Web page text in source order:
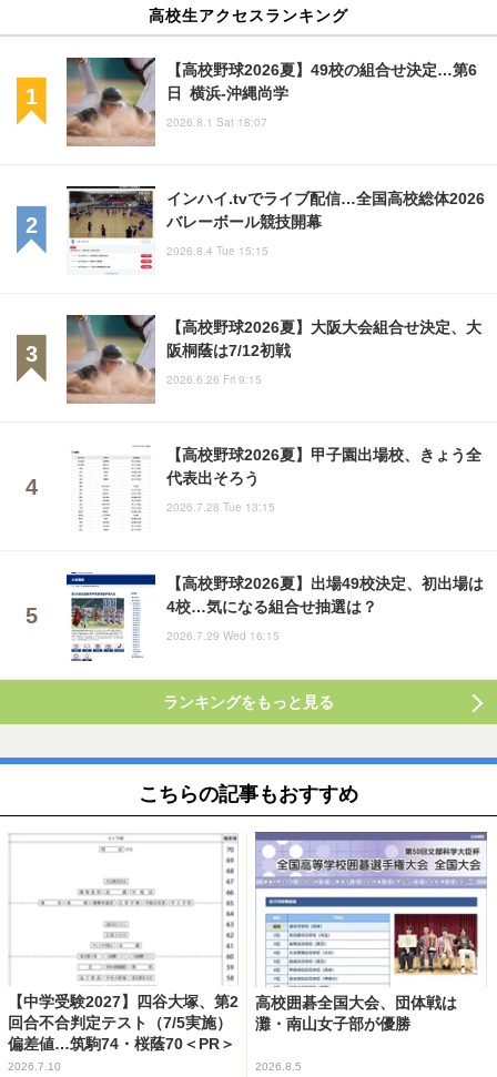
高校生アクセスランキング
【高校野球2026夏】49校の組合せ決定…第6
日 横浜-沖縄尚学
2026.8.1 Sat 18:07
インハイ.tvでライブ配信…全国高校総体2026
バレーボール競技開幕
2026.8.4 Tue 15:15
【高校野球2026夏】大阪大会組合せ決定、大
阪桐蔭は7/12初戦
2026.6.26 Fri 9:15
【高校野球2026夏】甲子園出場校、きょう全
代表出そろう
2026.7.28 Tue 13:15
【高校野球2026夏】出場49校決定、初出場は
4校…気になる組合せ抽選は？
2026.7.29 Wed 16:15
ランキングをもっと見る
こちらの記事もおすすめ
【中学受験2027】四谷大塚、第2
回合不合判定テスト（7/5実施）
偏差値…筑駒74・桜蔭70＜PR＞
2026.7.10
高校囲碁全国大会、団体戦は
灘・南山女子部が優勝
2026.8.5